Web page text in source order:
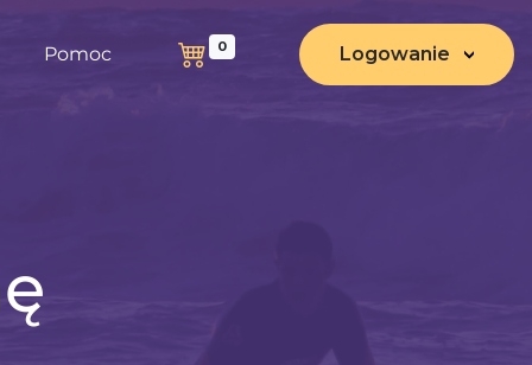
Pomoc 0 Logowanie